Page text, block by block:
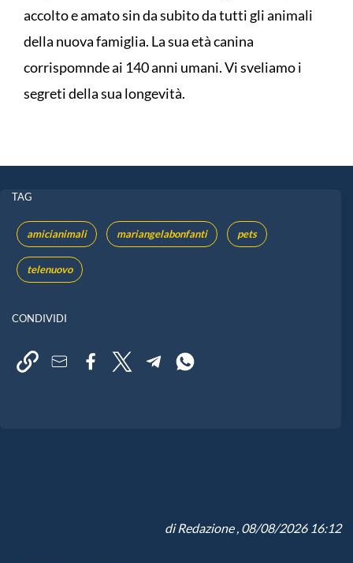
accolto e amato sin da subito da tutti gli animali
della nuova famiglia. La sua età canina
corrispomnde ai 140 anni umani. Vi sveliamo i
segreti della sua longevità.
TAG
amicianimali mariangelabonfanti pets
telenuovo
CONDIVIDI
diRedazione, 08/08/2026 16:12